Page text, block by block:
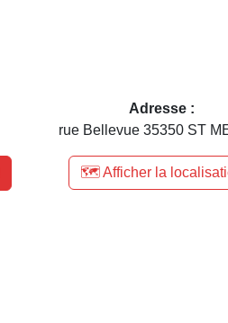
Adresse :
rue Bellevue 35350 ST
🗺️ Afficher la